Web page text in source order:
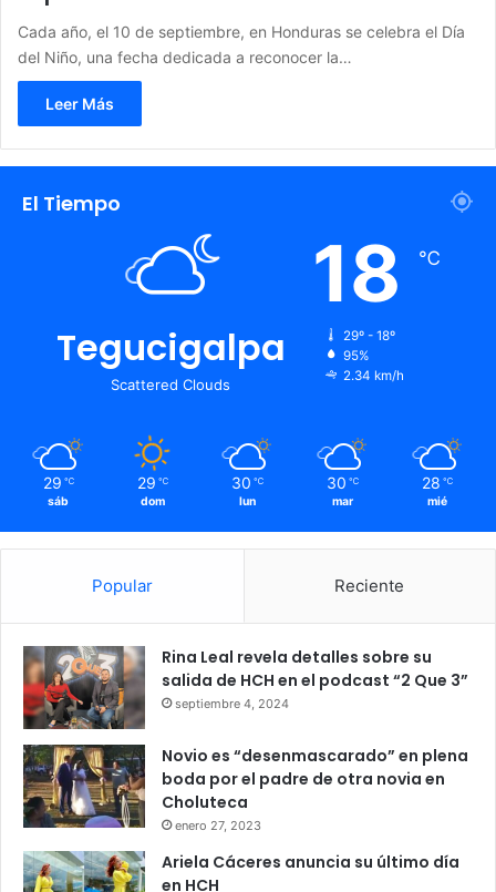
Cada año, el 10 de septiembre, en Honduras se celebra el Día
del Niño, una fecha dedicada a reconocer la…
Leer Más
El Tiempo
Tegucigalpa
Scattered Clouds
18 ℃
29º - 18º
95%
2.34 km/h
29 ℃
sáb
29 ℃
dom
30 ℃
lun
30 ℃
mar
28 ℃
mié
Popular Reciente
Rina Leal revela detalles sobre su
salida de HCH en el podcast “2 Que 3”
septiembre 4, 2024
Novio es “desenmascarado” en plena
boda por el padre de otra novia en
Choluteca
enero 27, 2023
Ariela Cáceres anuncia su último día
en HCH